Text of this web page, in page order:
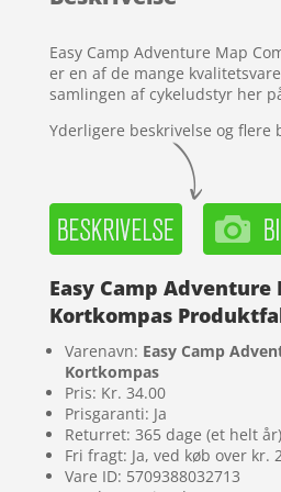
mmelser
Easy Camp Adventure Map
er en af de mange
samlingen af cykeludstyr her
Yderligere beskrivelse og flere
Easy Camp Adventure
Kortkompas
Varenavn: Easy Camp
Kortkompas
Pris: Kr. 34.00
Prisgaranti: Ja
Returret: 365 dage (et helt år)
Fri fragt: Ja, ved køb over kr.
Vare ID: 5709388032713